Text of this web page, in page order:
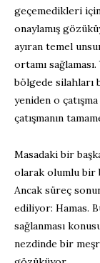
geçemedikleri
onaylamış
ayıran temel
ortamı
bölgede silahları
yeniden o
çatışmanın
Masadaki bir
olarak olumlu bir
Ancak süreç
ediliyor: Hamas.
sağlanması
nezdinde bir